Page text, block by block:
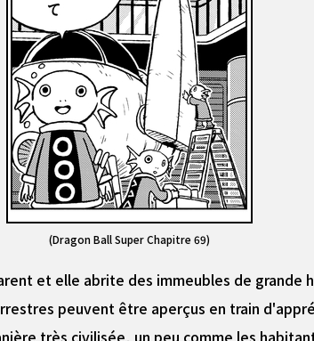
(Dragon Ball Super Chapitre 69)
et elle abrite des immeubles de grande
peuvent être aperçus en train
très civilisée, un peu comme les